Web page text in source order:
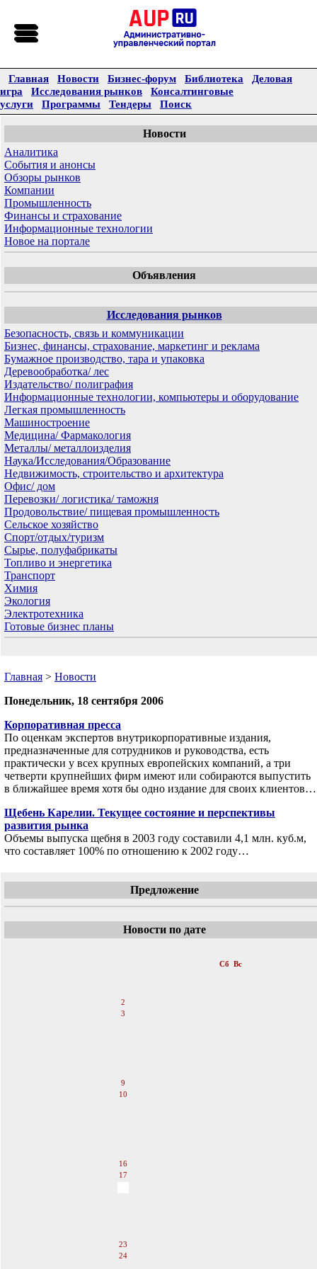
Главная Новости Бизнес-форум Библиотека
Деловая
игра
Исследования рынков
Консалтинговые
услуги
Программы Тендеры Поиск
Новости
Аналитика
События и анонсы
Обзоры рынков
Компании
Промышленность
Финансы и страхование
Информационные технологии
Новое на портале
Объявления
Исследования рынков
Безопасность, связь и коммуникации
Бизнес, финансы, страхование, маркетинг и реклама
Бумажное производство, тара и упаковка
Деревообработка/ лес
Издательство/ полиграфия
Информационные технологии, компьютеры и оборудование
Легкая промышленность
Машиностроение
Медицина/ Фармакология
Металлы/ металлоизделия
Наука/Исследования/Образование
Недвижимость, строительство и архитектура
Офис/ дом
Перевозки/ логистика/ таможня
Продовольствие/ пищевая промышленность
Сельское хозяйство
Спорт/отдых/туризм
Сырье, полуфабрикаты
Топливо и энергетика
Транспорт
Химия
Экология
Электротехника
Готовые бизнес планы
Главная > Новости
Понедельник, 18 сентября 2006
Корпоративная пресса
По оценкам экспертов внутрикорпоративные издания,
предназначенные для сотрудников и руководства, есть
практически у всех крупных европейских компаний, а три
четверти крупнейших фирм имеют или собираются выпустить
в ближайшее время хотя бы одно издание для своих клиентов…
Щебень Карелии. Текущее состояние и перспективы
развития рынка
Объемы выпуска щебня в 2003 году составили 4,1 млн. куб.м,
что составляет 100% по отношению к 2002 году…
Предложение
Новости по дате
Сб Вс
2
3
9
10
16
17
23
24